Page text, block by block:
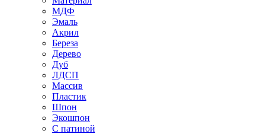
МДФ
Эмаль
Акрил
Береза
Дерево
Дуб
ЛДСП
Массив
Пластик
Шпон
Экошпон
С патиной